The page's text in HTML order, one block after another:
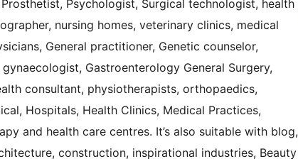
Psychologist, Surgical technologist, health
nursing homes, veterinary clinics, medical
General practitioner, Genetic counselor,
Gastroenterology General Surgery,
consultant, physiotherapists, orthopaedics,
Hospitals, Health Clinics, Medical Practices,
and health care centres. It’s also suitable with blog,
construction, inspirational industries, Beauty